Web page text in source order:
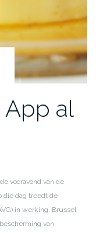
App al
vooravond van de
die dag treedt de
in werking. Brussel
van